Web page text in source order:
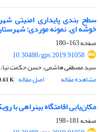
سطح بندی پایداری امنیتی
خوشه ای. نمونه موردی:
صفحه163-180
10.30488/gps.2019.91058
سید مصطفی هاشمی، حسن حکمت نیا،
مشاهده مقاله
اصل مقاله K
مکان‌یابی اقامتگاه بین‎راهی با رویکرد معماری خاک‎پناه در استان سمنان
صفحه181-198